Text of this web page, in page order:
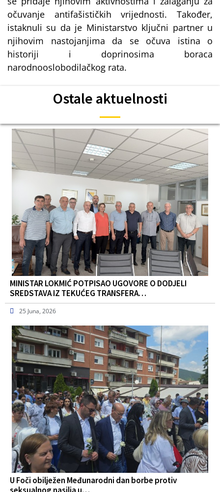
očuvanje antifašističkih vrijednosti. Također,
istaknuli su da je Ministarstvo ključni partner u
njihovim nastojanjima da se očuva istina o
historiji i doprinosima boraca
narodnooslobodilačkog rata.
Ostale aktuelnosti
MINISTAR LOKMIĆ POTPISAO UGOVORE O DODJELI
SREDSTAVA IZ TEKUĆEG TRANSFERA…
25 Juna, 2026
U Foči obilježen Međunarodni dan borbe protiv